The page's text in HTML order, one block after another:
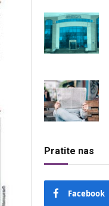
Pratite nas
Facebook